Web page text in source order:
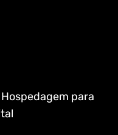
para